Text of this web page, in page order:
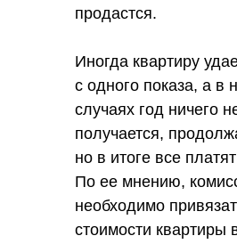
продастся.
Иногда квартиру
с одного показа, а в
случаях год ничего
получается,
но в итоге все
По ее мнению,
необходимо
стоимости квартиры